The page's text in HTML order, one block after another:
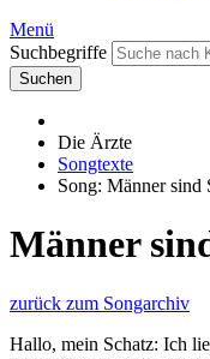
Menü
Suchbegriffe
Suchen
Die Ärzte
Songtexte
Song: Männer sind
Männer
zurück zum Songarchiv
Hallo, mein Schatz: Ich